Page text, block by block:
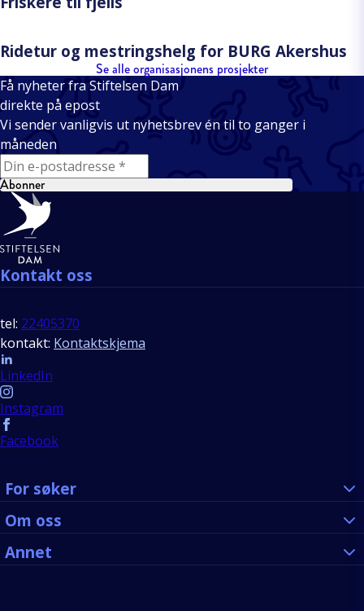
Ridetur og mestringshelg for BURG Akershus
Se alle organisasjonens prosjekter
Få nyheter fra Stiftelsen Dam
direkte på epost
Vi sender vanligvis ut nyhetsbrev én til to ganger i
måneden
E-mail
Abonner
Bunntekst
Kontakt oss
tel: 22405370
kontakt: Kontaktskjema
Follow us
LinkedIn
Instagram
Facebook
For søker
Om oss
Annet